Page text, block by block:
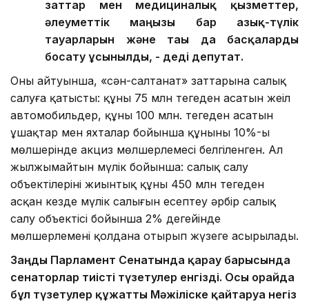
заттар мен медициналық қызметтер,
әлеуметтік маңызы бар азық-түлік
тауарларын және тағы да басқаларды
босату ұсынылды, - деді депутат.
Оның айтуынша, «сән-салтанат» заттарына салық
салуға қатысты: құны 75 млн теңгеден асатын жеңіл
автомобильдер, құны 100 млн. теңгеден асатын
ұшақтар мен яхталар бойынша құнының 10%-ы
мөлшерінде акциз мөлшерлемесі белгіленген. Ал
жылжымайтын мүлік бойынша: салық салу
объектілерінің жиынтық құны 450 млн теңгеден
асқан кезде мүлік салығын есептеу әрбір салық
салу объектісі бойынша 2% деңгейінде
мөлшерлемені қолдана отырып жүзеге асырылады.
Заңды Парламент Сенатында қарау барысында
сенаторлар тиісті түзетулер енгізді. Осы орайда
бұл түзетулер құжатты Мәжіліске қайтаруға негіз